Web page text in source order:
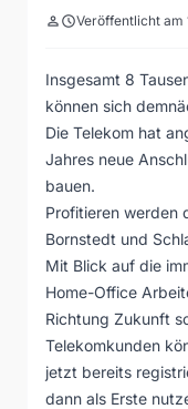
personscheduleVeröffentlicht am
Insgesamt 8
können sich
Die Telekom hat
Jahres neue
bauen.
Profitieren werden
Bornstedt und
Mit Blick auf die
Home-Office
Richtung Zukunft
Telekomkunden
jetzt bereits
dann als Erste